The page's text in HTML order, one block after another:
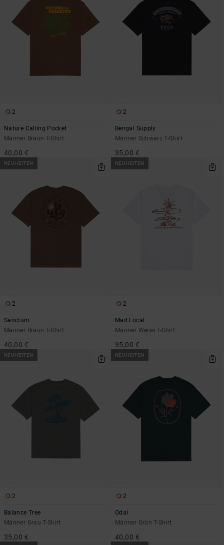
2
Nature Calling Pocket
Männer Braun T-Shirt
40,00 €
2
Bengal Supply
Männer Schwarz T-Shirt
35,00 €
NEUHEITEN
2
Sanctum
Männer Braun T-Shirt
40,00 €
NEUHEITEN
2
Mad Local
Männer Weiss T-Shirt
35,00 €
NEUHEITEN
2
Balance Tree
Männer Grau T-Shirt
35,00 €
NEUHEITEN
2
Odai
Männer Grün T-Shirt
40,00 €